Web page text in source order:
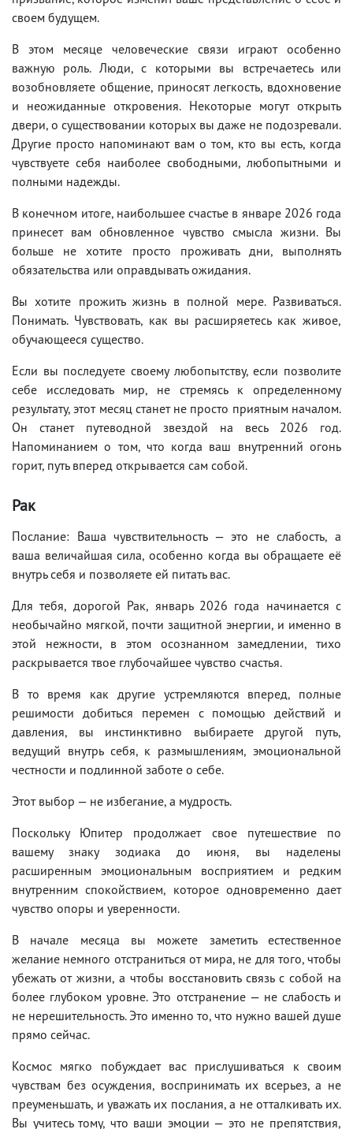
своем будущем.
В этом месяце человеческие связи играют особенно
важную роль. Люди, с которыми вы встречаетесь или
возобновляете общение, приносят легкость, вдохновение
и неожиданные откровения. Некоторые могут открыть
двери, о существовании которых вы даже не подозревали.
Другие просто напоминают вам о том, кто вы есть, когда
чувствуете себя наиболее свободными, любопытными и
полными надежды.
В конечном итоге, наибольшее счастье в январе 2026 года
принесет вам обновленное чувство смысла жизни. Вы
больше не хотите просто проживать дни, выполнять
обязательства или оправдывать ожидания.
Вы хотите прожить жизнь в полной мере. Развиваться.
Понимать. Чувствовать, как вы расширяетесь как живое,
обучающееся существо.
Если вы последуете своему любопытству, если позволите
себе исследовать мир, не стремясь к определенному
результату, этот месяц станет не просто приятным началом.
Он станет путеводной звездой на весь 2026 год.
Напоминанием о том, что когда ваш внутренний огонь
горит, путь вперед открывается сам собой.
Рак
Послание: Ваша чувствительность — это не слабость, а
ваша величайшая сила, особенно когда вы обращаете её
внутрь себя и позволяете ей питать вас.
Для тебя, дорогой Рак, январь 2026 года начинается с
необычайно мягкой, почти защитной энергии, и именно в
этой нежности, в этом осознанном замедлении, тихо
раскрывается твое глубочайшее чувство счастья.
В то время как другие устремляются вперед, полные
решимости добиться перемен с помощью действий и
давления, вы инстинктивно выбираете другой путь,
ведущий внутрь себя, к размышлениям, эмоциональной
честности и подлинной заботе о себе.
Этот выбор — не избегание, а мудрость.
Поскольку Юпитер продолжает свое путешествие по
вашему знаку зодиака до июня, вы наделены
расширенным эмоциональным восприятием и редким
внутренним спокойствием, которое одновременно дает
чувство опоры и уверенности.
В начале месяца вы можете заметить естественное
желание немного отстраниться от мира, не для того, чтобы
убежать от жизни, а чтобы восстановить связь с собой на
более глубоком уровне. Это отстранение — не слабость и
не нерешительность. Это именно то, что нужно вашей душе
прямо сейчас.
Космос мягко побуждает вас прислушиваться к своим
чувствам без осуждения, воспринимать их всерьез, а не
преуменьшать, и уважать их послания, а не отталкивать их.
Вы учитесь тому, что ваши эмоции — это не препятствия,